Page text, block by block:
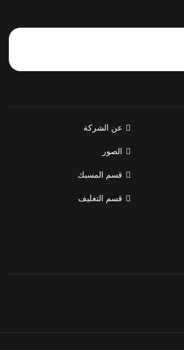
عن الشركة
الصور
قسم المسبك
قسم التغليف